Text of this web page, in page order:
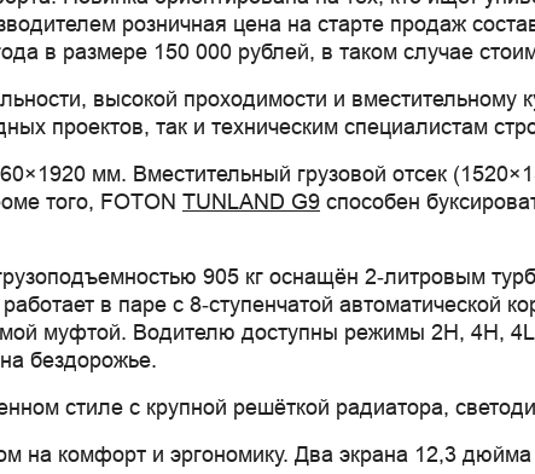
розничная цена на старте продаж
в размере 150 000 рублей, в таком случае
высокой проходимости и вместительному
проектов, так и техническим специалистам
мм. Вместительный грузовой отсек
того, FOTON TUNLAND G9 способен
905 кг оснащён 2‑литровым
в паре с 8‑ступенчатой автоматической
муфтой. Водителю доступны режимы 2H, 4H,
бездорожье.
стиле с крупной решёткой радиатора,
на комфорт и эргономику. Два экрана 12,3